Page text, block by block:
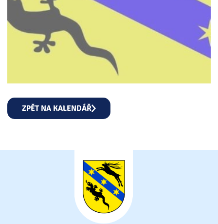
ZPĚT NA KALENDÁŘ